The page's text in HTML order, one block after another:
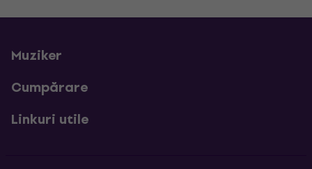
Muziker
Cumpărare
Linkuri utile